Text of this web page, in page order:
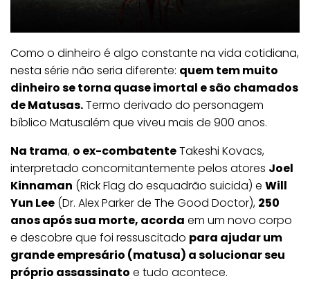
Como o dinheiro é algo constante na vida cotidiana,
nesta série não seria diferente: quem tem muito
dinheiro se torna quase imortal e são chamados
de Matusas.Termo derivado do personagem
bíblico Matusalém que viveu mais de 900 anos.
Na trama, o ex-combatenteTakeshi Kovacs,
interpretado concomitantemente pelos atores Joel
Kinnaman (Rick Flag do esquadrão suicida) e Will
Yun Lee (Dr. Alex Parker de The Good Doctor), 250
anos após sua morte, acorda em um novo corpo
e descobre que foi ressuscitado para ajudar um
grande empresário (matusa) a solucionar seu
próprio assassinato e tudo acontece.